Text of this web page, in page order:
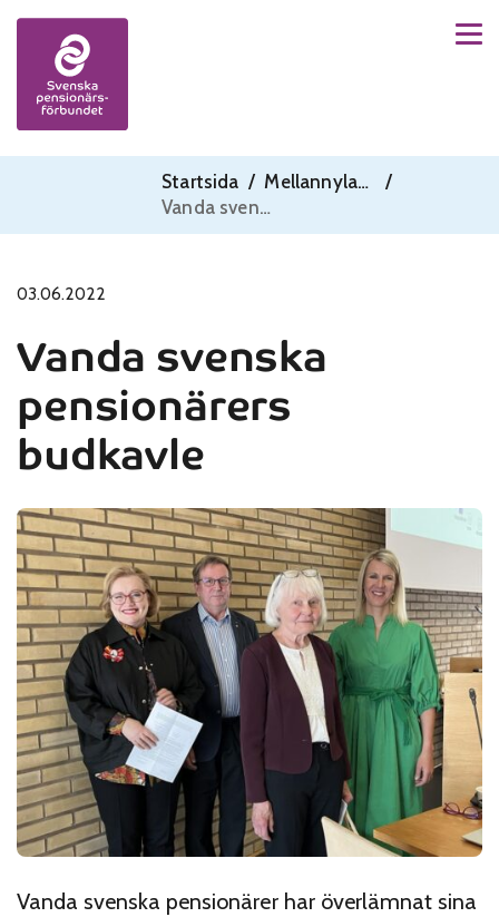
Skip to content
Startsida / Mellannyland
/
Vanda svenska pensionärers budkavle
03.06.2022
Vanda svenska
pensionärers
budkavle
Vanda svenska pensionärer har överlämnat sina